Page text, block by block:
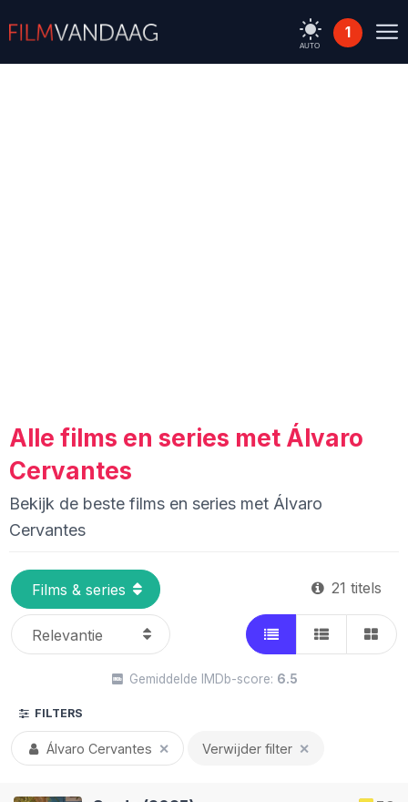
AUTO
1
Alle films en series met Álvaro
Cervantes
Bekijk de beste films en series met Álvaro
Cervantes
21 titels
Gemiddelde IMDb-score: 6.5
FILTERS
Álvaro Cervantes ✕ Verwijder filter ✕